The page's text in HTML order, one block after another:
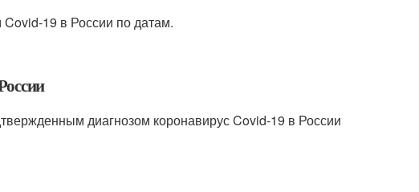
19 в России по датам.
диагнозом коронавирус Covid-19 в России